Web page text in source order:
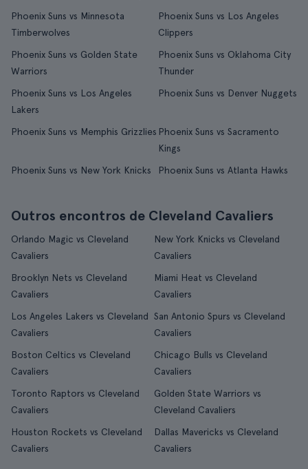
Phoenix Suns vs Minnesota
Timberwolves
Phoenix Suns vs Los Angeles
Clippers
Phoenix Suns vs Golden State
Warriors
Phoenix Suns vs Oklahoma City
Thunder
Phoenix Suns vs Los Angeles
Lakers
Phoenix Suns vs Denver Nuggets
Phoenix Suns vs Memphis Grizzlies Phoenix Suns vs Sacramento
Kings
Phoenix Suns vs New York Knicks
Phoenix Suns vs Atlanta Hawks
Outros encontros de Cleveland Cavaliers
Orlando Magic vs Cleveland
Cavaliers
New York Knicks vs Cleveland
Cavaliers
Brooklyn Nets vs Cleveland
Cavaliers
Miami Heat vs Cleveland
Cavaliers
Los Angeles Lakers vs Cleveland
Cavaliers
San Antonio Spurs vs Cleveland
Cavaliers
Boston Celtics vs Cleveland
Cavaliers
Chicago Bulls vs Cleveland
Cavaliers
Toronto Raptors vs Cleveland
Cavaliers
Golden State Warriors vs
Cleveland Cavaliers
Houston Rockets vs Cleveland
Cavaliers
Dallas Mavericks vs Cleveland
Cavaliers